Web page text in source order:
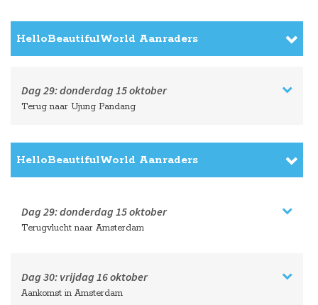
HelloBeautifulWorld Aanraders
Dag 29:donderdag 15 oktober
Terug naar Ujung Pandang
HelloBeautifulWorld Aanraders
Dag 29:donderdag 15 oktober
Terugvlucht naar Amsterdam
Dag 30: vrijdag 16 oktober
Aankomst in Amsterdam